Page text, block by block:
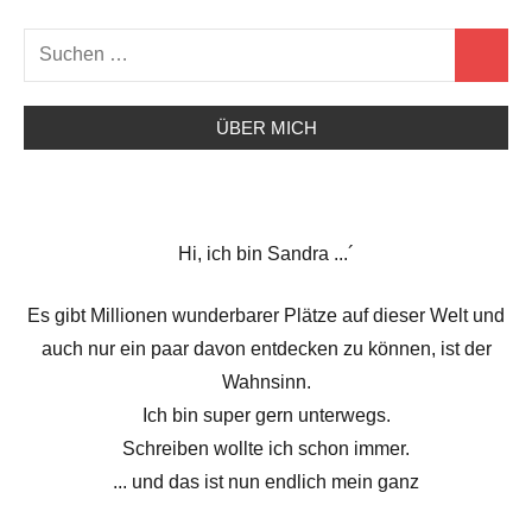
Beiträge
Suchen
nach:
ÜBER MICH
Hi, ich bin Sandra ...´
Es gibt Millionen wunderbarer Plätze auf dieser Welt und
auch nur ein paar davon entdecken zu können, ist der
Wahnsinn.
Ich bin super gern unterwegs.
Schreiben wollte ich schon immer.
... und das ist nun endlich mein ganz